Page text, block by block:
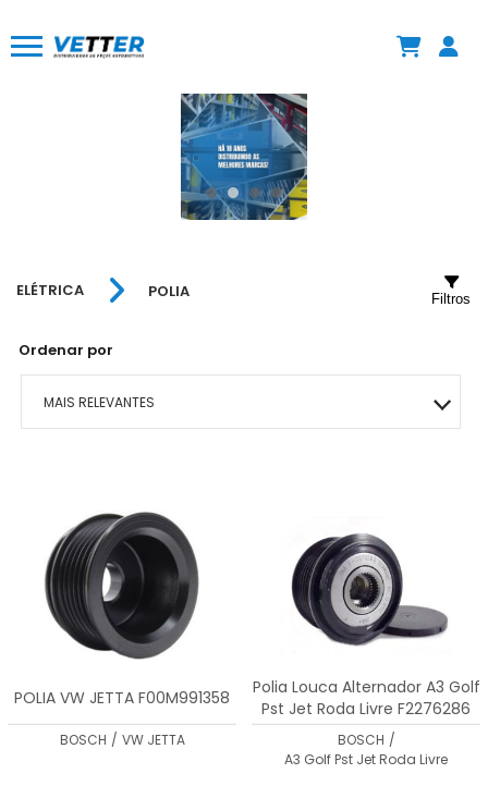
ELÉTRICA POLIA
Ordenar por
MAIS RELEVANTES
MENOR PREÇO
MAIOR PREÇO
A - Z
Filtros
POLIA VW JETTA F00M991358
BOSCH / VW JETTA
Polia Louca Alternador A3 Golf
Pst Jet Roda Livre F2276286
BOSCH /
A3 Golf Pst Jet Roda Livre